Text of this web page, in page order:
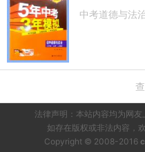
中考道德与法
法律声明：本站内容均为网友
如存在版权或非法内容，
Copyright © 2008-2016